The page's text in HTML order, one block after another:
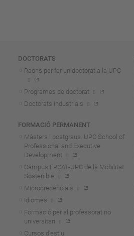
DOCTORATS
Raons per fer un doctorat a la UPC
Programes de doctorat
Doctorats industrials
FORMACIÓ PERMANENT
Màsters i postgraus. UPC School of
Professional and Executive
Development
Campus FPCAT-UPC de la Mobilitat
Sostenible
Microcredencials
Idiomes
Formació per al professorat no
universitari
Cursos d'estiu